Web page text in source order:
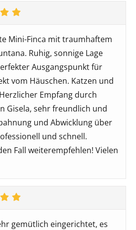
Mini-Finca mit traumhaftem
Ruhig, sonnige Lage
Ausgangspunkt für
vom Häuschen. Katzen und
Empfang durch
Gisela, sehr freundlich und
und Abwicklung über
und schnell.
Fall weiterempfehlen! Vielen
gemütlich eingerichtet, es